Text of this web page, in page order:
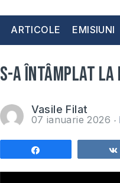
ARTICOLE EMISIUNI
S-a întâmplat la
Vasile Filat
07 ianuarie 2026